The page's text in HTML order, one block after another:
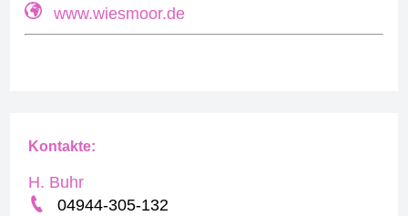
www.wiesmoor.de
Kontakte:
H. Buhr
04944-305-132